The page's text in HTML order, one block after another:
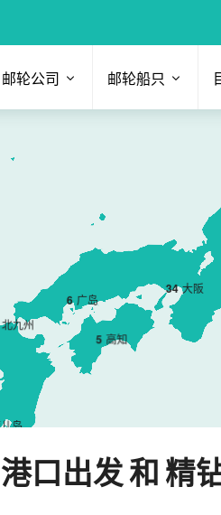
邮轮公司 邮轮船只
34 大阪
5 高知
6 广岛
北九州
岛
口出发 和 精